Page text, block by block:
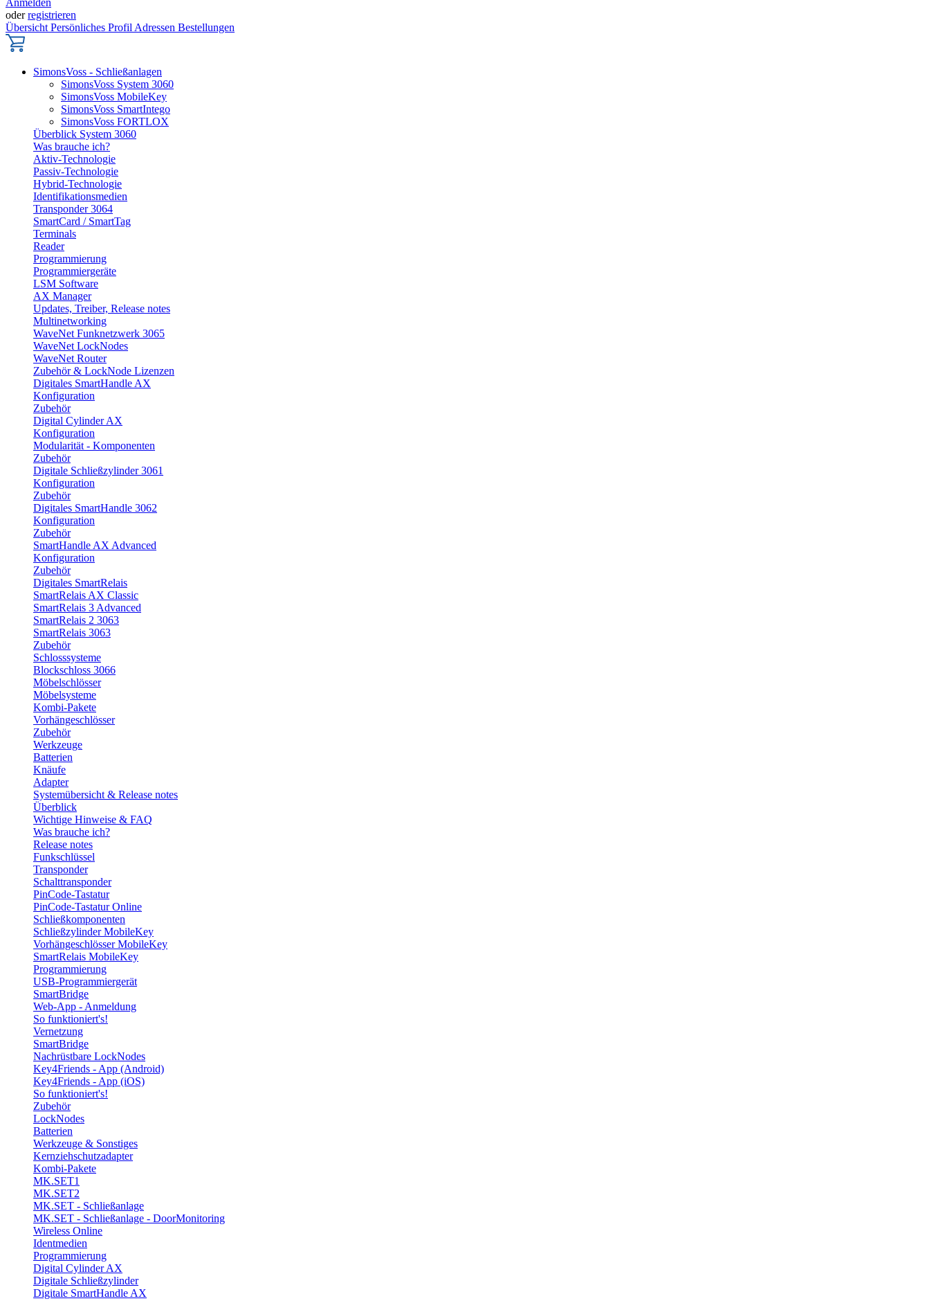
Anmelden
oderregistrieren
Übersicht Persönliches Profil Adressen Bestellungen
SimonsVoss - Schließanlagen
SimonsVoss System 3060
SimonsVoss MobileKey
SimonsVoss SmartIntego
SimonsVoss FORTLOX
Überblick System 3060
Was brauche ich?
Aktiv-Technologie
Passiv-Technologie
Hybrid-Technologie
Identifikationsmedien
Transponder 3064
SmartCard / SmartTag
Terminals
Reader
Programmierung
Programmiergeräte
LSM Software
AX Manager
Updates, Treiber, Release notes
Multinetworking
WaveNet Funknetzwerk 3065
WaveNet LockNodes
WaveNet Router
Zubehör & LockNode Lizenzen
Digitales SmartHandle AX
Konfiguration
Zubehör
Digital Cylinder AX
Konfiguration
Modularität - Komponenten
Zubehör
Digitale Schließzylinder 3061
Konfiguration
Zubehör
Digitales SmartHandle 3062
Konfiguration
Zubehör
SmartHandle AX Advanced
Konfiguration
Zubehör
Digitales SmartRelais
SmartRelais AX Classic
SmartRelais 3 Advanced
SmartRelais 2 3063
SmartRelais 3063
Zubehör
Schlosssysteme
Blockschloss 3066
Möbelschlösser
Möbelsysteme
Kombi-Pakete
Vorhängeschlösser
Zubehör
Werkzeuge
Batterien
Knäufe
Adapter
Systemübersicht & Release notes
Überblick
Wichtige Hinweise & FAQ
Was brauche ich?
Release notes
Funkschlüssel
Transponder
Schalttransponder
PinCode-Tastatur
PinCode-Tastatur Online
Schließkomponenten
Schließzylinder MobileKey
Vorhängeschlösser MobileKey
SmartRelais MobileKey
Programmierung
USB-Programmiergerät
SmartBridge
Web-App - Anmeldung
So funktioniert's!
Vernetzung
SmartBridge
Nachrüstbare LockNodes
Key4Friends - App (Android)
Key4Friends - App (iOS)
So funktioniert's!
Zubehör
LockNodes
Batterien
Werkzeuge & Sonstiges
Kernziehschutzadapter
Kombi-Pakete
MK.SET1
MK.SET2
MK.SET - Schließanlage
MK.SET - Schließanlage - DoorMonitoring
Wireless Online
Identmedien
Programmierung
Digital Cylinder AX
Digitale Schließzylinder
Digitale SmartHandle AX